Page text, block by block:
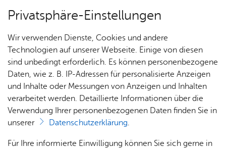
Ver­an­stal­tun­gen
Wel­len­frei­bad
Vor­le­sen
Ver­an­stal­tun­gen im Wel­len­
frei­bad Ai­lin­gen
Privatsphäre-Einstellungen
Wir verwenden Dienste, Cookies und andere
Technologien auf unserer Webseite. Einige von diesen
sind unbedingt erforderlich. Es können personenbezogene
Daten, wie z. B. IP-Adressen für personalisierte Anzeigen
und Inhalte oder Messungen von Anzeigen und Inhalten
verarbeitet werden. Detaillierte Informationen über die
Verwendung Ihrer personenbezogenen Daten finden Sie in
unserer
Datenschutzerklärung.
Für Ihre informierte Einwilligung können Sie sich gerne in